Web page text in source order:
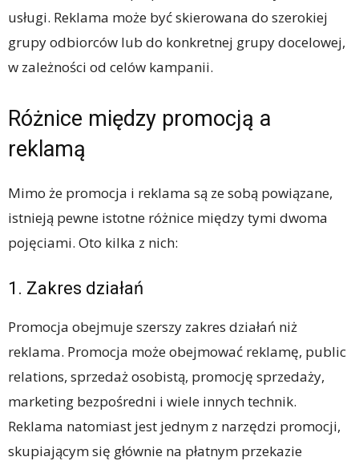
usługi. Reklama może być skierowana do szerokiej
grupy odbiorców lub do konkretnej grupy docelowej,
w zależności od celów kampanii.
Różnice między promocją a
reklamą
Mimo że promocja i reklama są ze sobą powiązane,
istnieją pewne istotne różnice między tymi dwoma
pojęciami. Oto kilka z nich:
1. Zakres działań
Promocja obejmuje szerszy zakres działań niż
reklama. Promocja może obejmować reklamę, public
relations, sprzedaż osobistą, promocję sprzedaży,
marketing bezpośredni i wiele innych technik.
Reklama natomiast jest jednym z narzędzi promocji,
skupiającym się głównie na płatnym przekazie